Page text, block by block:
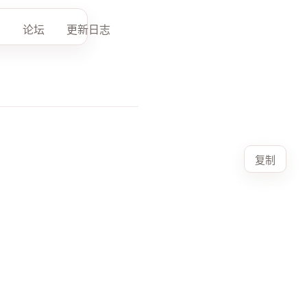
论坛 更新日志
复制